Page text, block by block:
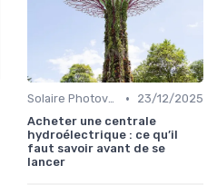
Solaire Photovoltaïque et Thermique •
23/12/2025
Acheter une centrale
hydroélectrique : ce qu’il
faut savoir avant de se
lancer